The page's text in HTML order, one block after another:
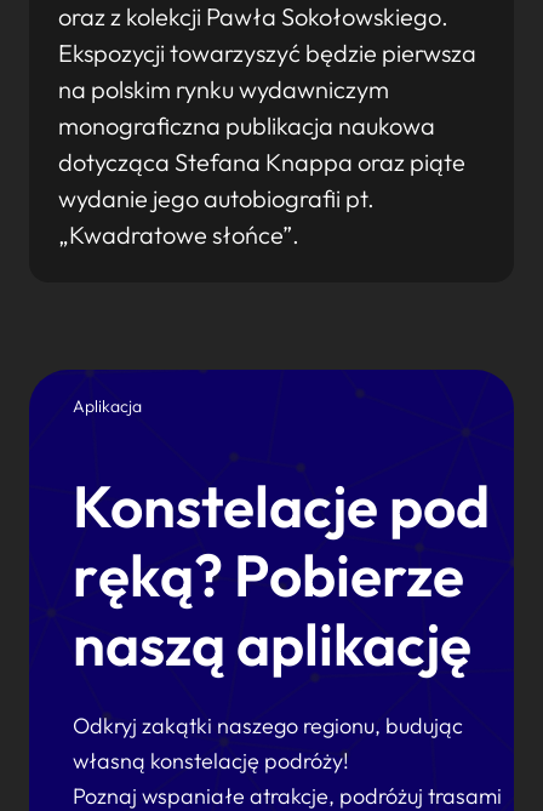
oraz z kolekcji Pawła Sokołowskiego.
Ekspozycji towarzyszyć będzie pierwsza
na polskim rynku wydawniczym
monograficzna publikacja naukowa
dotycząca Stefana Knappa oraz piąte
wydanie jego autobiografii pt.
„Kwadratowe słońce”.
Aplikacja
Konstelacje pod
ręką? Pobierze
naszą aplikację
Odkryj zakątki naszego regionu, budując
własną konstelację podróży!
Poznaj wspaniałe atrakcje, podróżuj trasami